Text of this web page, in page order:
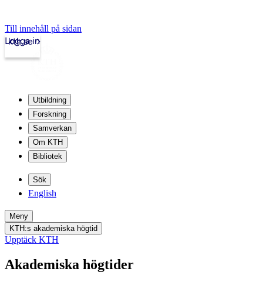
Till innehåll på sidan
kth.se
Logga in
Utbildning
Forskning
Samverkan
Om KTH
Bibliotek
Sök
English
Meny
KTH:s akademiska högtid
Upptäck KTH
Akademiska högtider